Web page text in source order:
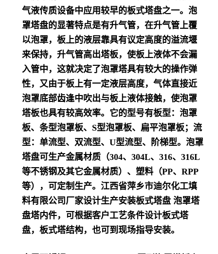
气液传质设备中应用较早的板式塔盘之一。泡
罩塔盘的显著特点是有升气管，在升气管上覆
以泡罩，板上的液层靠具有议定高度的溢流堰
来保持，升气管高出塔板，使板上液体不会漏
入管中，这就决定了泡罩塔具有较大的操作弹
性，又由于板上有一定液层高度，气体直接近
泡罩底部齿逢中吹出与板上液体接触，使泡罩
塔板也具有较高效率。它的型号有板型：泡罩
板、条型泡罩板、S型泡罩板、扁平泡罩板；流
型：单流型、双流型、U型流型、阶梯型。泡罩
塔盘可生产金属材质（304、304L、316、316L
等不锈钢及其它金属材质）、塑料（PP、RPP
等），可定制生产。江西省萍乡市迪尔化工填
料有限公司厂家设计生产安装板式塔盘 泡罩塔
盘塔内件，可根据客户工艺条件设计板式塔
盘，板式塔结构，也可到现场指导安装。